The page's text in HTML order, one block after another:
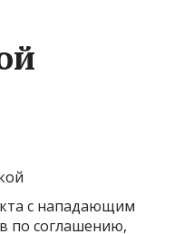
с нападающим
по соглашению,